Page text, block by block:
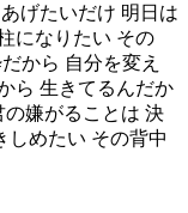
げたいだけ 明日は
になりたい その
から 自分を変え
ら 生きてるんだか
の嫌がることは 決
しめたい その背中